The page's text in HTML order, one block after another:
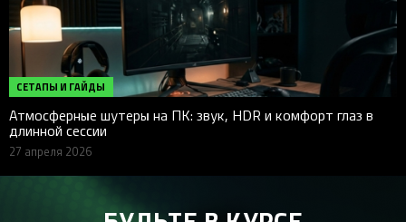
СЕТАПЫ И ГАЙДЫ
Атмосферные шутеры на ПК: звук, HDR и комфорт глаз в
длинной сессии
27 апреля 2026